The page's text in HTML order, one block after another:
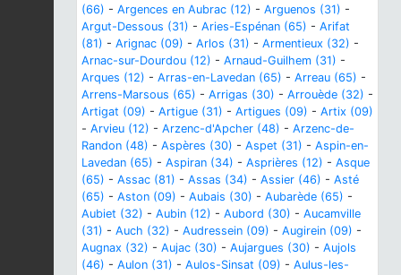
(66) - Argences en Aubrac (12) - Arguenos (31) -
Argut-Dessous (31) - Aries-Espénan (65) - Arifat
(81) - Arignac (09) - Arlos (31) - Armentieux (32) -
Arnac-sur-Dourdou (12) - Arnaud-Guilhem (31) -
Arques (12) - Arras-en-Lavedan (65) - Arreau (65) -
Arrens-Marsous (65) - Arrigas (30) - Arrouède (32) -
Artigat (09) - Artigue (31) - Artigues (09) - Artix (09)
- Arvieu (12) - Arzenc-d'Apcher (48) - Arzenc-de-
Randon (48) - Aspères (30) - Aspet (31) - Aspin-en-
Lavedan (65) - Aspiran (34) - Asprières (12) - Asque
(65) - Assac (81) - Assas (34) - Assier (46) - Asté
(65) - Aston (09) - Aubais (30) - Aubarède (65) -
Aubiet (32) - Aubin (12) - Aubord (30) - Aucamville
(31) - Auch (32) - Audressein (09) - Augirein (09) -
Augnax (32) - Aujac (30) - Aujargues (30) - Aujols
(46) - Aulon (31) - Aulos-Sinsat (09) - Aulus-les-